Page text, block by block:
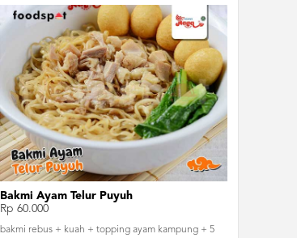
Bakmi Ayam Telur Puyuh
Rp 60.000
bakmi rebus + kuah + topping ayam kampung + 5